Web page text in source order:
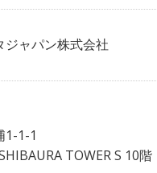
ジャパン株式会社
1-1-1
TOWER S 10階